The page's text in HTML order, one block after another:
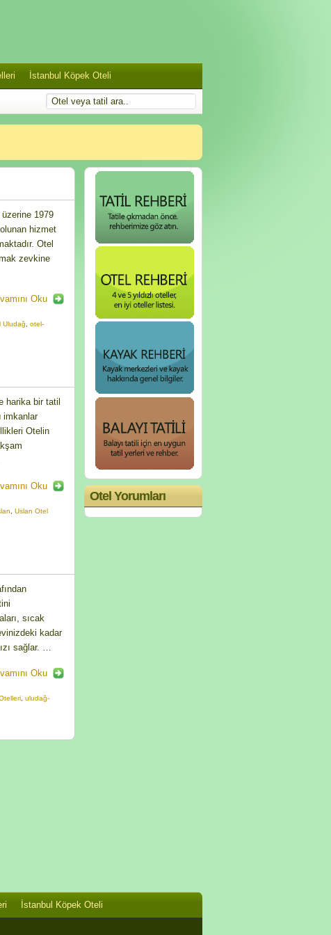
İstanbul Köpek Oteli
1979
hizmet
Otel
zevkine
Oku
Uludağ ,otel-
harika bir tatil
imkanlar
Otelin
Oku
,Uslan Otel
sıcak
kadar
sağlar. …
Oku
,uludağ-
Otel Yorumları
İstanbul Köpek Oteli